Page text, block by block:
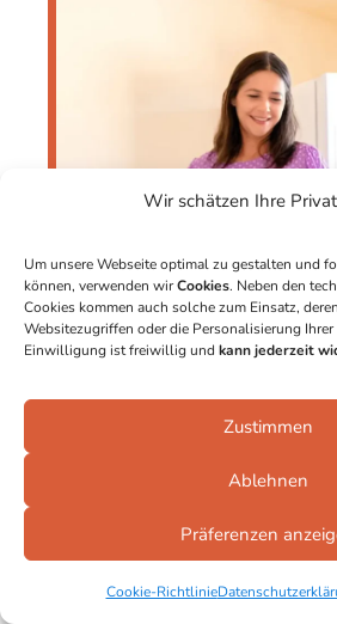
Wir schätzen Ihre
Um unsere Webseite optimal zu gestalten und
können, verwenden wirCookies. Neben den
Cookies kommen auch solche zum Einsatz,
Websitezugriffen oder die Personalisierung
Einwilligung ist freiwillig und kann jederzeit
Zustimmen
Ablehnen
Präferenzen
Cookie-Richtlinie
Carla Herz
Hallo und herzlich